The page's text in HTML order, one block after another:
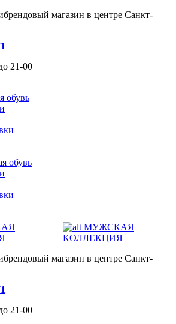
магазин в центре Санкт-
21-00
обувь
обувь
МУЖСКАЯ
КОЛЛЕКЦИЯ
магазин в центре Санкт-
21-00